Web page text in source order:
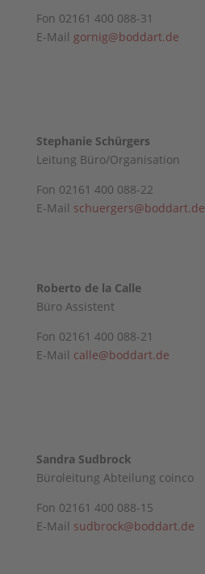
Fon 02161 400 088-31
E-Mail gornig@boddart.de
Stephanie Schürgers
Leitung Büro/Organisation
Fon 02161 400 088-22
E-Mail schuergers@boddart.de
Roberto de la Calle
Büro Assistent
Fon 02161 400 088-21
E-Mail calle@boddart.de
Sandra Sudbrock
Büroleitung Abteilung coinco
Fon 02161 400 088-15
E-Mail sudbrock@boddart.de